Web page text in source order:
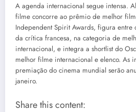
A agenda internacional segue intensa.
filme concorre ao prêmio de melhor
Independent Spirit Awards, figura entre
da crítica francesa, na categoria de
internacional, e integra a shortlist do
melhor filme internacional e elenco. As
premiação do cinema mundial serão
janeiro.
Share this content: